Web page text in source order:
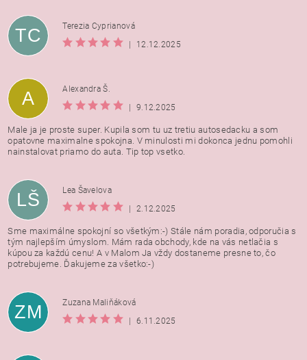
TC
Terezia Cyprianová
|
12.12.2025
A
Alexandra Š.
|
9.12.2025
Male ja je proste super. Kupila som tu uz tretiu autosedacku a som
opatovne maximalne spokojna. V minulosti mi dokonca jednu pomohli
nainstalovat priamo do auta. Tip top vsetko.
LŠ
Lea Šavelova
|
2.12.2025
Sme maximálne spokojní so všetkým:-) Stále nám poradia, odporučia s
tým najlepším úmyslom. Mám rada obchody, kde na vás netlačia s
kúpou za každú cenu! A v Malom Ja vždy dostaneme presne to, čo
potrebujeme. Ďakujeme za všetko:-)
ZM
Zuzana Maliňáková
|
6.11.2025